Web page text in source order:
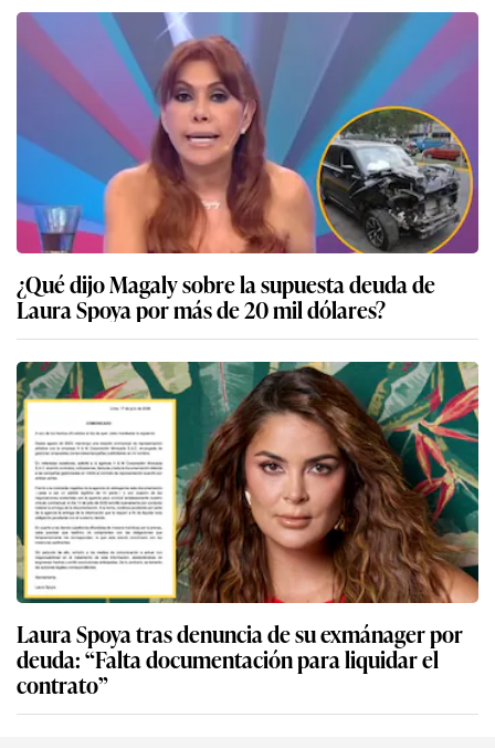
¿Qué dijo Magaly sobre la supuesta deuda de
Laura Spoya por más de 20 mil dólares?
Laura Spoya tras denuncia de su exmánager por
deuda: “Falta documentación para liquidar el
contrato”